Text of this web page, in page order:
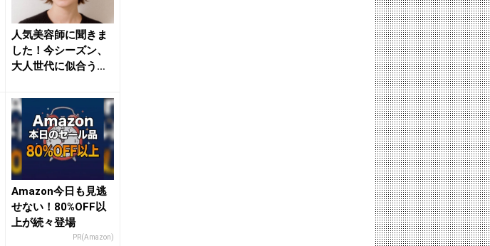
人気美容師に聞きま
した！今シーズン、
大人世代に似合う
ヘア】３選...
Amazon今日も見逃
せない！80%OFF以
上が続々登場
PR(Amazon)